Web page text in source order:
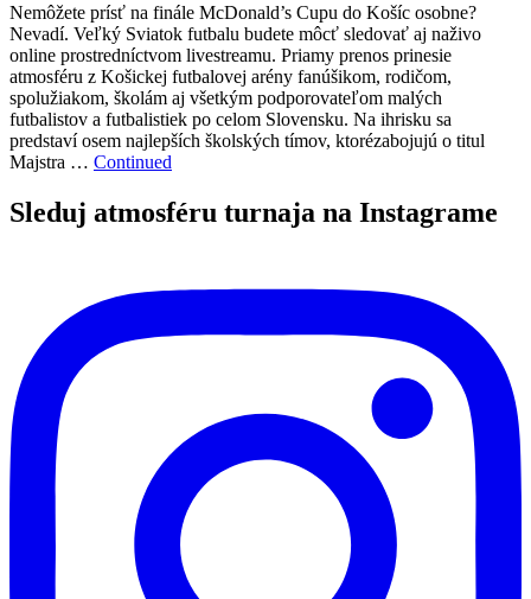
Nemôžete prísť na finále McDonald’s Cupu do Košíc osobne?
Nevadí. Veľký Sviatok futbalu budete môcť sledovať aj naživo
online prostredníctvom livestreamu. Priamy prenos prinesie
atmosféru z Košickej futbalovej arény fanúšikom, rodičom,
spolužiakom, školám aj všetkým podporovateľom malých
futbalistov a futbalistiek po celom Slovensku. Na ihrisku sa
predstaví osem najlepších školských tímov, ktorézabojujú o titul
Majstra … Continued
Sleduj atmosféru turnaja na Instagrame